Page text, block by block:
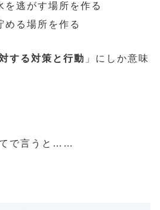
を逃がす場所を作る
める場所を作る
する対策と行動 」にしか意味
てで言うと……